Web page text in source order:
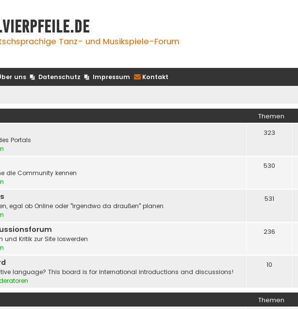
Tanz- und Musikspiele-Forum
uns Datenschutz Impressum Kontakt
Themen
Portals
323
die Community kennen
530
egal ob Online oder "irgendwo da draußen" planen
531
und Kritik zur Site loswerden
236
language? This board is for international introductions and discussions!
10
Themen